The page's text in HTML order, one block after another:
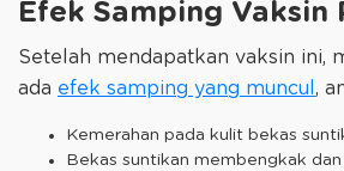
Efek Samping Vaksin
Setelah mendapatkan vaksin ini,
ada efek samping yang muncul,
Kemerahan pada kulit bekas
Bekas suntikan membengkak